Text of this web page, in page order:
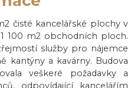
čisté kancelářské plochy v
100 m2 obchodních ploch.
služby pro nájemce
kantýny a kavárny. Budova
veškeré požadavky a
odpovídající kancelářím